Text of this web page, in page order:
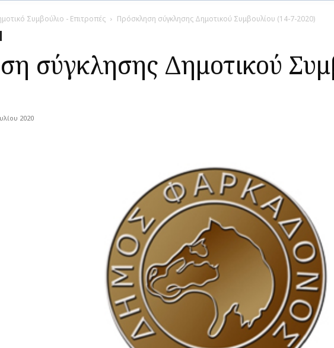
Συμβούλιο - Επιτροπές Πρόσκληση σύγκλησης Δημοτικού Συμβουλίου (14-7-2020)
σύγκλησης Δημοτικού
2020